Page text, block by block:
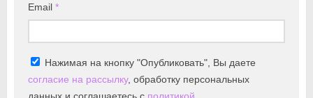
Email *
Нажимая на кнопку "Опубликовать", Вы даете
согласие на рассылку, обработку персональных
данных и соглашаетесь с политикой